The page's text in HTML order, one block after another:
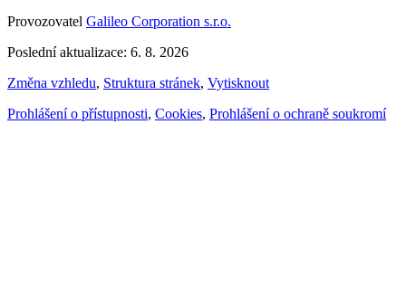
Provozovatel Galileo Corporation s.r.o.
Poslední aktualizace: 6. 8. 2026
Změna vzhledu, Struktura stránek, Vytisknout
Prohlášení o přístupnosti, Cookies, Prohlášení o ochraně soukromí